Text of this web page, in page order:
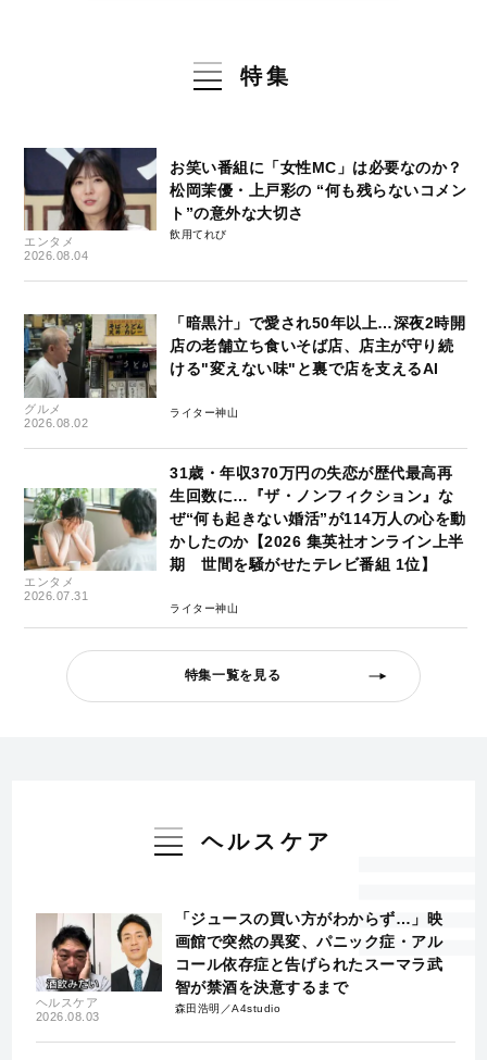
特集
エンタメ
2026.08.04
お笑い番組に「女性MC」は必要なのか？
松岡茉優・上戸彩の “何も残らないコメン
ト”の意外な大切さ
飲用てれび
グルメ
2026.08.02
「暗黒汁」で愛され50年以上…深夜2時開
店の老舗立ち食いそば店、店主が守り続
ける"変えない味"と裏で店を支えるAI
ライター神山
エンタメ
2026.07.31
31歳・年収370万円の失恋が歴代最高再
生回数に…『ザ・ノンフィクション』な
ぜ“何も起きない婚活”が114万人の心を動
かしたのか【2026 集英社オンライン上半
期 世間を騒がせたテレビ番組 1位】
ライター神山
特集一覧を見る
ヘルスケア
ヘルスケア
2026.08.03
「ジュースの買い方がわからず…」映
画館で突然の異変、パニック症・アル
コール依存症と告げられたスーマラ武
智が禁酒を決意するまで
森田浩明／A4studio